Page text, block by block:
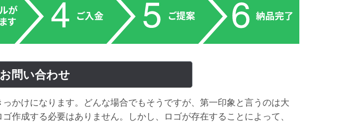
お問い合わせ
かけになります。どんな場合でもそうですが、第一印象と言うのは大
作成する必要はありません。しかし、ロゴが存在することによって、